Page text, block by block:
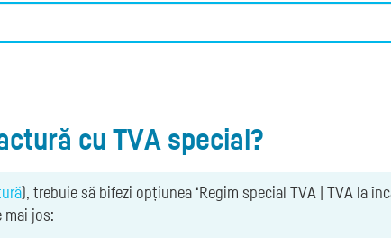
cu TVA special?
), trebuie să bifezi opțiunea ‘Regim special TVA | TVA la
mai jos: